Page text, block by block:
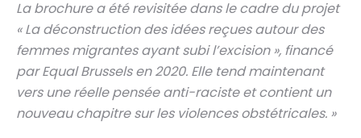
La brochure a été revisitée dans le cadre du projet
« La déconstruction des idées reçues autour des
femmes migrantes ayant subi l’excision », financé
par Equal Brussels en 2020. Elle tend maintenant
vers une réelle pensée anti-raciste et contient un
nouveau chapitre sur les violences obstétricales. »